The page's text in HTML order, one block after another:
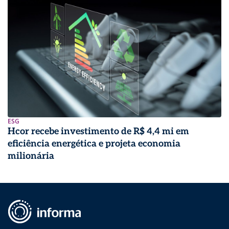
ESG
Hcor recebe investimento de R$ 4,4 mi em
eficiência energética e projeta economia
milionária